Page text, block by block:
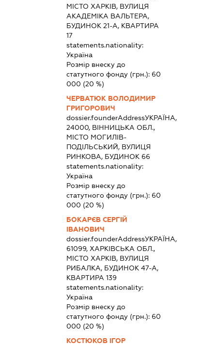
МІСТО ХАРКІВ, ВУЛИЦЯ
АКАДЕМІКА ВАЛЬТЕРА,
БУДИНОК 21-А, КВАРТИРА
17
statements.nationality:
Україна
Розмір внеску до
статутного фонду (грн.): 60
000 (20 %)
ЧЕРВАТЮК ВОЛОДИМИР
ГРИГОРОВИЧ
dossier.founderAddressУКРАЇНА,
24000, ВІННИЦЬКА ОБЛ.,
МІСТО МОГИЛІВ-
ПОДІЛЬСЬКИЙ, ВУЛИЦЯ
РИНКОВА, БУДИНОК 66
statements.nationality:
Україна
Розмір внеску до
статутного фонду (грн.): 60
000 (20 %)
БОКАРЄВ СЕРГІЙ
ІВАНОВИЧ
dossier.founderAddressУКРАЇНА,
61099, ХАРКІВСЬКА ОБЛ.,
МІСТО ХАРКІВ, ВУЛИЦЯ
РИБАЛКА, БУДИНОК 47-А,
КВАРТИРА 139
statements.nationality:
Україна
Розмір внеску до
статутного фонду (грн.): 60
000 (20 %)
КОСТЮКОВ ІГОР